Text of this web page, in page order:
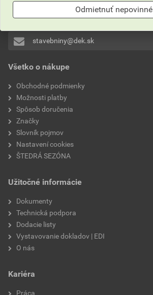
Všetko o nákupe
Obchodné podmienky
Možnosti platby
Spôsob doručenia
Značky
Slovník pojmov
Nastavení cookies
ŠTEDRÁ SEZÓNA
Užitočné informácie
Dokumenty
Technická podpora
Dodacie listy
Vystavovanie dokladov | EDI
O nás
Kariéra
Práca
0911 201 201
stavebniny@dek.sk
Odmietnuť nepovinné